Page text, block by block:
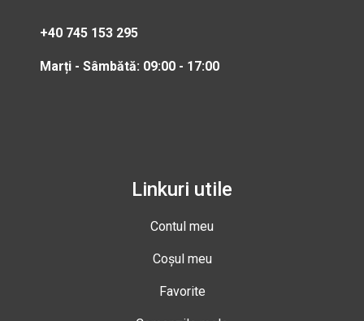
+40 745 153 295
Marți - Sâmbătă: 09:00 - 17:00
Linkuri utile
Contul meu
Coșul meu
Favorite